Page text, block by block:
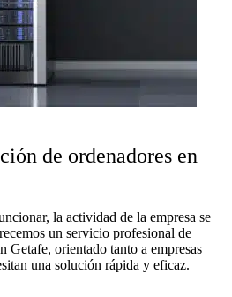
de ordenadores en
la actividad de la empresa se
un servicio profesional de
Getafe, orientado tanto a empresas
una solución rápida y eficaz.